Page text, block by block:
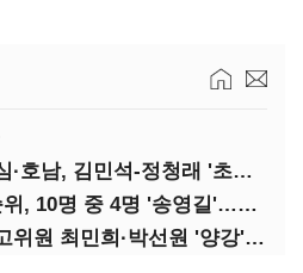
(정기여론조사)②당심·호남, 김민석-정청래 '초접전'
(정기여론조사)③2순위, 10명 중 4명 '송영길'…정청래 '한 자릿수'
(정기여론조사)④최고위원 최민희·박선원 '양강'…서미화·이성윤·임미애 뒤이어